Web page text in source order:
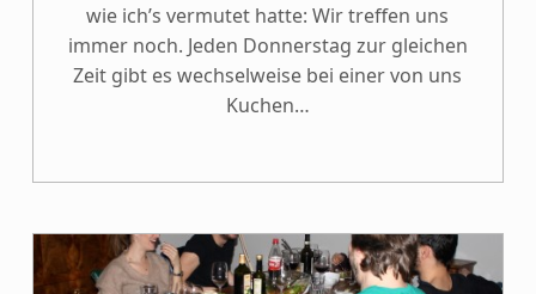
wie ich’s vermutet hatte: Wir treffen uns
immer noch. Jeden Donnerstag zur gleichen
Zeit gibt es wechselweise bei einer von uns
Kuchen…